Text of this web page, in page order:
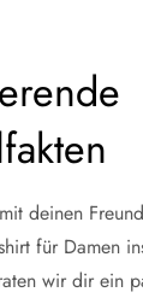
deinen
für Damen
wir dir ein